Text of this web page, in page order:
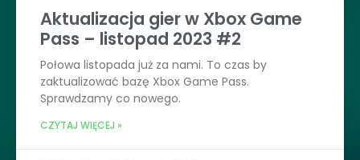
Aktualizacja gier w Xbox Game
Pass – listopad 2023 #2
Połowa listopada już za nami. To czas by
zaktualizować bazę Xbox Game Pass.
Sprawdzamy co nowego.
CZYTAJ WIĘCEJ »